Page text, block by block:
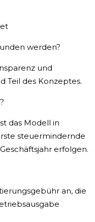
werden?
und
Teil des Konzeptes.
das Modell in
steuermindernde
erfolgen.
an, die